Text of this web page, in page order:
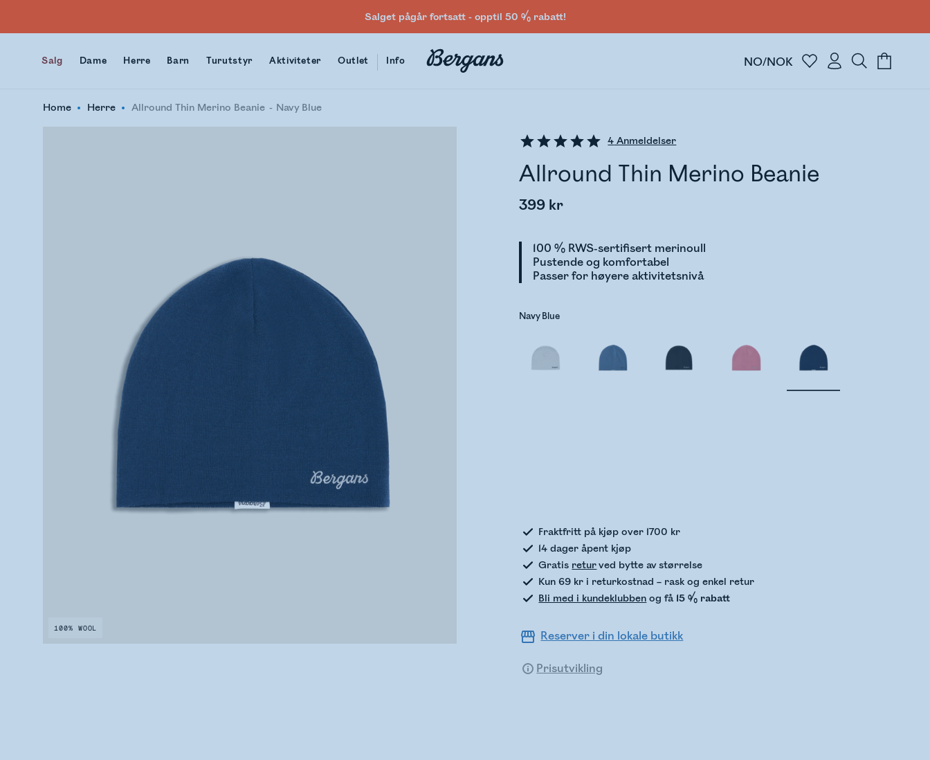
Salget pågår fortsatt - opptil 50 % rabatt!
Salg Dame Herre Barn Turutstyr Aktiviteter Outlet Info NO/NOK
Home Herre Allround Thin Merino Beanie Navy Blue
100% WOOL
4 Anmeldelser
Allround Thin Merino Beanie
399 kr
100 % RWS-sertifisert merinoull
Pustende og komfortabel
Passer for høyere aktivitetsnivå
Navy Blue
Fraktfritt på kjøp over 1700 kr
14 dager åpent kjøp
Gratis returved bytte av størrelse
Kun 69 kr i returkostnad – rask og enkel retur
Bli med i kundeklubben og få 15 % rabatt
Reserver i din lokale butikk
Prisutvikling